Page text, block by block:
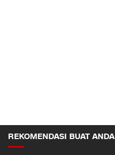
REKOMENDASI BUAT ANDA